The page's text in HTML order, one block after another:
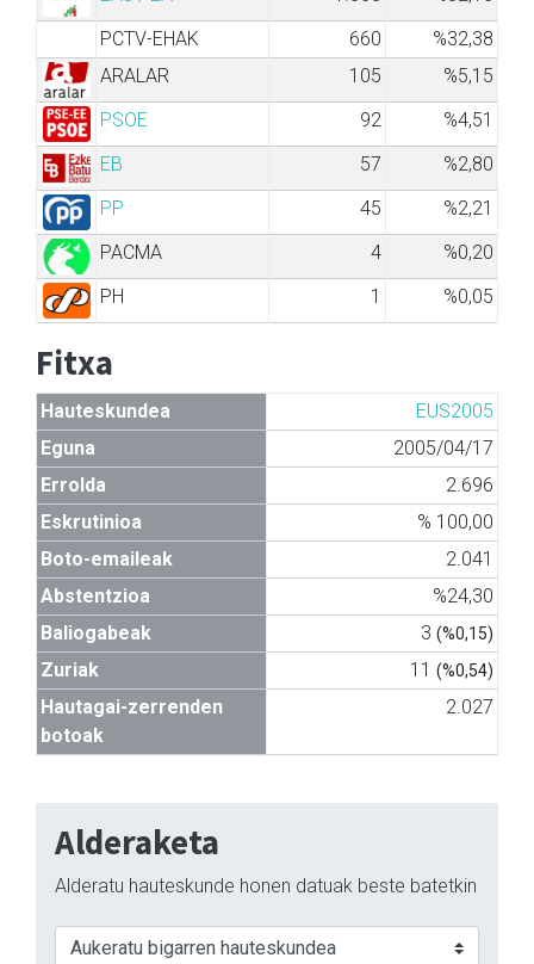
PCTV-EHAK
660
%32,38
ARALAR
105
%5,15
PSOE
92
%4,51
EB
57
%2,80
PP
45
%2,21
PACMA
4
%0,20
PH
1 %0,05
Fitxa
Hauteskundea
EUS2005
Eguna
2005/04/17
Errolda
2.696
Eskrutinioa
% 100,00
Boto-emaileak
2.041
Abstentzioa
%24,30
Baliogabeak
3 (%0,15)
Zuriak 11 (%0,54)
Hautagai-zerrenden
botoak
2.027
Alderaketa
Alderatu hauteskunde honen datuak beste batetkin